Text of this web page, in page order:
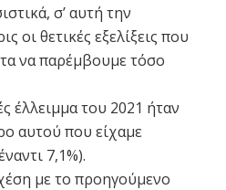
σ’ αυτή την
οι θετικές εξελίξεις που
να παρέμβουμε τόσο
έλλειμμα του 2021 ήταν
αυτού που είχαμε
7,1%).
με το προηγούμενο